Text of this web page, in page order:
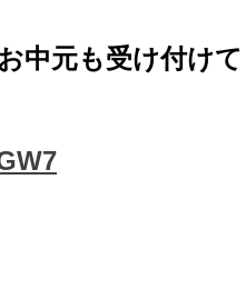
お中元も受け付け